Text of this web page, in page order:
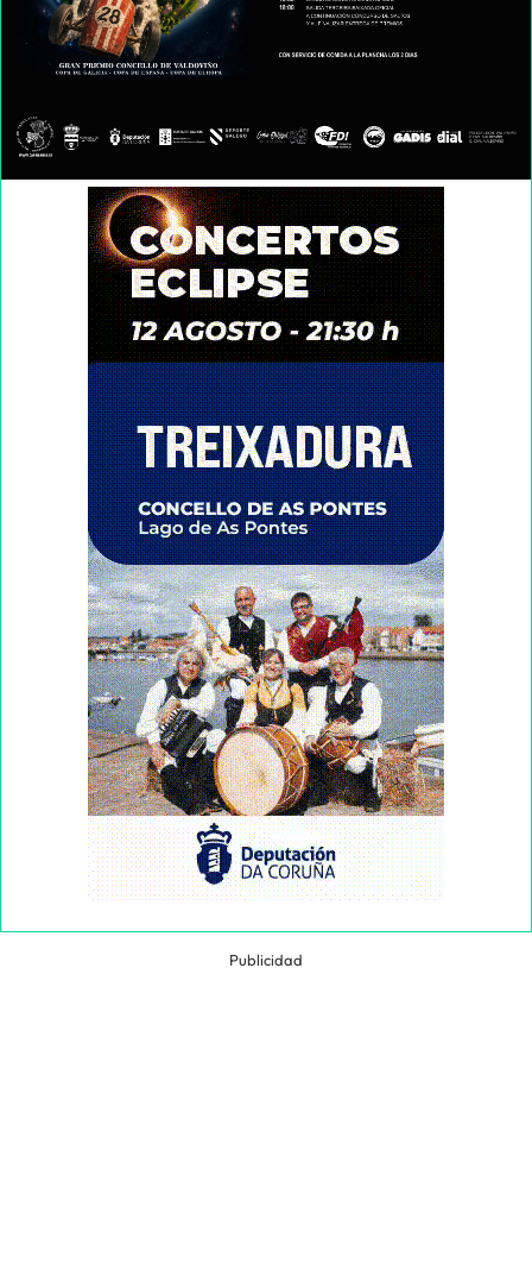
Publicidad